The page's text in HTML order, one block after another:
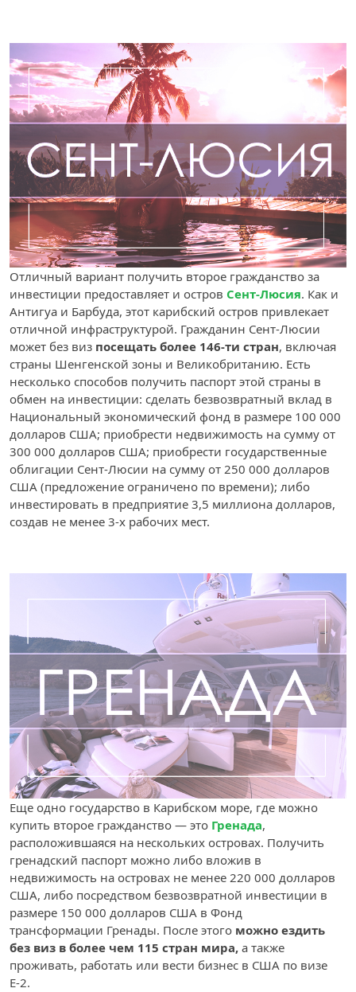
Отличный вариант получить второе гражданство за
инвестиции предоставляет и остров Сент-Люсия. Как и
Антигуа и Барбуда, этот карибский остров привлекает
отличной инфраструктурой. Гражданин Сент-Люсии
может без виз посещать более 146-ти стран, включая
страны Шенгенской зоны и Великобританию. Есть
несколько способов получить паспорт этой страны в
обмен на инвестиции: сделать безвозвратный вклад в
Национальный экономический фонд в размере 100 000
долларов США; приобрести недвижимость на сумму от
300 000 долларов США; приобрести государственные
облигации Сент-Люсии на сумму от 250 000 долларов
США (предложение ограничено по времени); либо
инвестировать в предприятие 3,5 миллиона долларов,
создав не менее 3-х рабочих мест.
Еще одно государство в Карибском море, где можно
купить второе гражданство — это Гренада,
расположившаяся на нескольких островах. Получить
гренадский паспорт можно либо вложив в
недвижимость на островах не менее 220 000 долларов
США, либо посредством безвозвратной инвестиции в
размере 150 000 долларов США в Фонд
трансформации Гренады. После этого можно ездить
без виз в более чем 115 стран мира, а также
проживать, работать или вести бизнес в США по визе
Е-2.